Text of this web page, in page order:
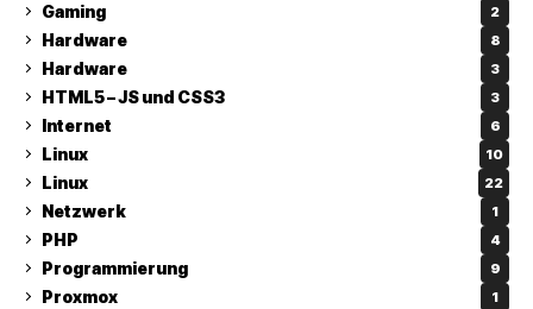
Gaming 2
Hardware 8
Hardware 3
HTML5 – JS und CSS3 3
Internet 6
Linux 10
Linux 22
Netzwerk 1
PHP 4
Programmierung 9
Proxmox 1